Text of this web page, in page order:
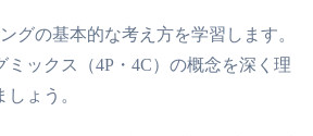
グの基本的な考え方を学習します。
ミックス（4P・4C）の概念を深く理
ょう。